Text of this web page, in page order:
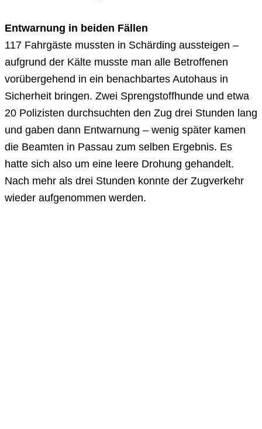
Entwarnung in beiden Fällen
117 Fahrgäste mussten in Schärding aussteigen –
aufgrund der Kälte musste man alle Betroffenen
vorübergehend in ein benachbartes Autohaus in
Sicherheit bringen. Zwei Sprengstoffhunde und etwa
20 Polizisten durchsuchten den Zug drei Stunden lang
und gaben dann Entwarnung – wenig später kamen
die Beamten in Passau zum selben Ergebnis. Es
hatte sich also um eine leere Drohung gehandelt.
Nach mehr als drei Stunden konnte der Zugverkehr
wieder aufgenommen werden.